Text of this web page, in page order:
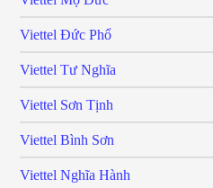
Viettel Đức Phổ
Viettel Tư Nghĩa
Viettel Sơn Tịnh
Viettel Bình Sơn
Viettel Nghĩa Hành